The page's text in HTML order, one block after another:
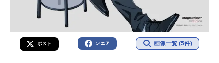
ポスト シェア 画像一覧 (5件)